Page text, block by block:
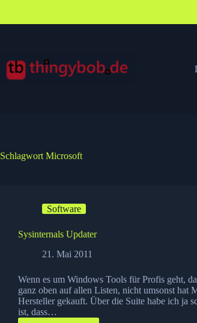
springen
Schlagwort Microsoft
Software
Sysinternals Updater
21. Mai 2011
Wenn es um Windows Tools für Profis geht,
ganz oben auf allen Listen, nicht umsonst hat
Hersteller gekauft. Über die Suite habe ich ja
ist, dass…